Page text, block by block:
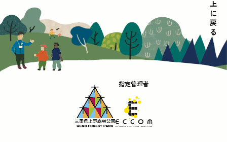
上に戻る
指定管理者